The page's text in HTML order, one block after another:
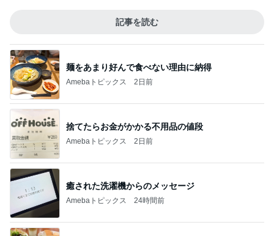
記事を読む
麺をあまり好んで食べない理由に納得
Amebaトピックス 2日前
捨てたらお金がかかる不用品の値段
Amebaトピックス 2日前
癒された洗濯機からのメッセージ
Amebaトピックス 24時間前